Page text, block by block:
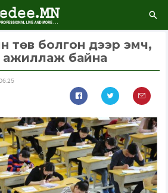
төв болгон дээр эмч,
ажиллаж байна